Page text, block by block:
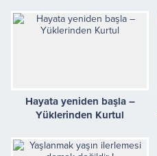
Hayata yeniden başla –
Yüklerinden Kurtul